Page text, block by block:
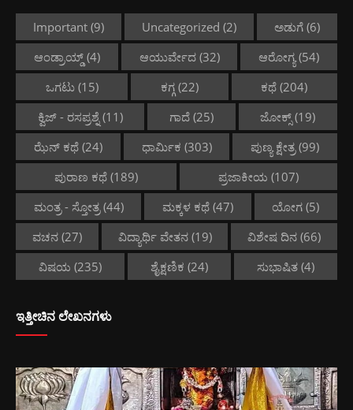
Important (9) Uncategorized (2) ಅಡುಗೆ (6)
ಆಂಡ್ರಾಯ್ಡ್(4) ಆಯುರ್ವೇದ(32) ಆರೋಗ್ಯ (54)
ಒಗಟು(15) ಕಗ್ಗ(22) ಕಥೆ (204)
ಕ್ವಿಜ್ - ರಸಪ್ರಶ್ನೆ (11) ಗಾದೆ(25) ಜೋಕ್ಸ್ (19)
ಝೆನ್ ಕಥೆ(24) ಧಾರ್ಮಿಕ (303) ಪುಣ್ಯ ಕ್ಷೇತ್ರ(99)
ಪುರಾಣ ಕಥೆ (189) ಪ್ರಜಾಕೀಯ (107)
ಮಂತ್ರ - ಸ್ತೋತ್ರ(44) ಮಕ್ಕಳ ಕಥೆ(47) ಯೋಗ (5)
ವಚನ(27) ವಿದ್ಯಾರ್ಥಿ ವೇತನ(19) ವಿಶೇಷ ದಿನ (66)
ವಿಷಯ (235) ಶೈಕ್ಷಣಿಕ (24) ಸುಭಾಷಿತ (4)
ಇತ್ತೀಚಿನ ಲೇಖನಗಳು